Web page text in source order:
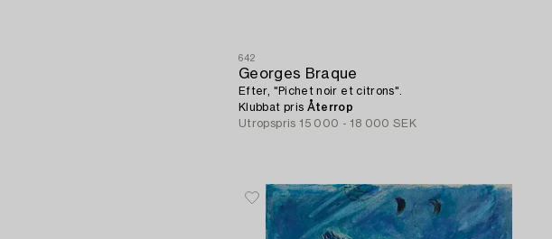
642
Georges Braque
Efter, "Pichet noir et citrons".
Klubbat pris Återrop
Utropspris 15 000 - 18 000 SEK